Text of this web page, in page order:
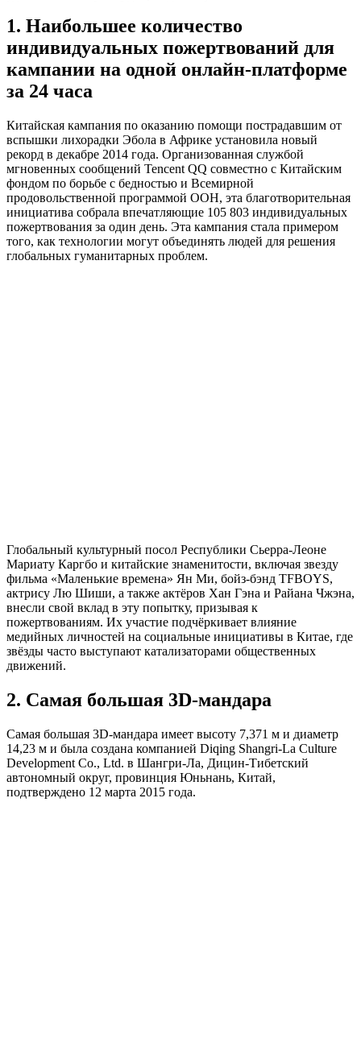
1. Наибольшее количество
индивидуальных пожертвований для
кампании на одной онлайн-платформе
за 24 часа
Китайская кампания по оказанию помощи пострадавшим от
вспышки лихорадки Эбола в Африке установила новый
рекорд в декабре 2014 года. Организованная службой
мгновенных сообщений Tencent QQ совместно с Китайским
фондом по борьбе с бедностью и Всемирной
продовольственной программой ООН, эта благотворительная
инициатива собрала впечатляющие 105 803 индивидуальных
пожертвования за один день. Эта кампания стала примером
того, как технологии могут объединять людей для решения
глобальных гуманитарных проблем.
Глобальный культурный посол Республики Сьерра-Леоне
Мариату Каргбо и китайские знаменитости, включая звезду
фильма «Маленькие времена» Ян Ми, бойз-бэнд TFBOYS,
актрису Лю Шиши, а также актёров Хан Гэна и Райана Чжэна,
внесли свой вклад в эту попытку, призывая к
пожертвованиям. Их участие подчёркивает влияние
медийных личностей на социальные инициативы в Китае, где
звёзды часто выступают катализаторами общественных
движений.
2. Самая большая 3D-мандара
Самая большая 3D-мандара имеет высоту 7,371 м и диаметр
14,23 м и была создана компанией Diqing Shangri-La Culture
Development Co., Ltd. в Шангри-Ла, Дицин-Тибетский
автономный округ, провинция Юньнань, Китай,
подтверждено 12 марта 2015 года.